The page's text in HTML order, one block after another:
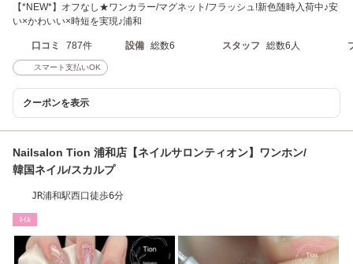
【*NEW*】オフなし★ワンカラー/マグネット/フラッシュ!新色随時入荷中♪安
い×かわいい×時短を実現♪浦和
口コミ 787件 設備 総数6 スタッフ 総数6人
スマート支払いOK
クーポンを表示
Nailsalon Tion 浦和店【ネイルサロンティオン】ワンホン/
韓国ネイル/スカルプ
JR浦和駅西口徒歩6分
ﾈｲﾙ